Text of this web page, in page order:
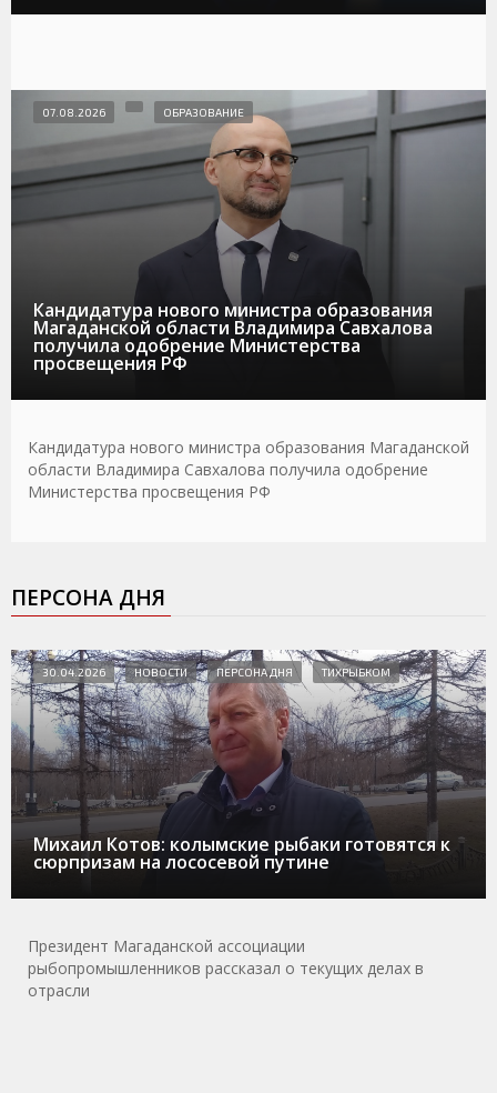
Кандидатура нового министра образования
Магаданской области Владимира Савхалова
получила одобрение Министерства
просвещения РФ
07.08.2026 ОБРАЗОВАНИЕ
Кандидатура нового министра образования Магаданской
области Владимира Савхалова получила одобрение
Министерства просвещения РФ
ПЕРСОНА ДНЯ
Михаил Котов: колымские рыбаки готовятся к
сюрпризам на лососевой путине
30.04.2026 НОВОСТИ ПЕРСОНА ДНЯ ТИХРЫБКОМ
Президент Магаданской ассоциации
рыбопромышленников рассказал о текущих делах в
отрасли